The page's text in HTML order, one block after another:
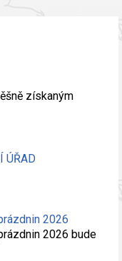
získaným
ÚŘAD
2026
2026 bude